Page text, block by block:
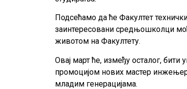
Подсећамо да ће Факултет
заинтересовани средњошколци
животом на Факултету.
Овај март ће, између осталог,
промоцијом нових мастер
младим генерацијама.